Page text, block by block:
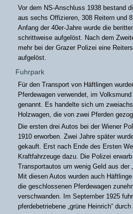
Vor dem NS-Anschluss 1938 bestand
aus sechs Offizieren, 308 Reitern und
Anfang der 40er-Jahre wurde die
schrittweise aufgelöst. Nach dem
mehr bei der Grazer Polizei eine
aufgelöst.
Fuhrpark
Für den Transport von Häftlingen
Pferdewagen verwendet, im Volksmund
genannt. Es handelte sich um
Holzwagen, die von zwei Pferden
Die ersten drei Autos bei der Wiener
1910 erworben. Zwei Jahre später
gekauft. Erst nach Ende des Ersten
Kraftfahrzeuge dazu. Die Polizei
Transportautos um wenig Geld aus der
Mit diesen Autos wurden auch
die geschlossenen Pferdewagen
verschwanden. Im September 1925
pferdebetriebene „grüne Heinrich“